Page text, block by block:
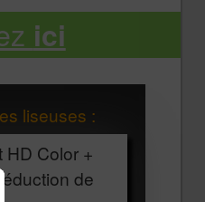
ici
liseuses :
HD Color +
réduction de